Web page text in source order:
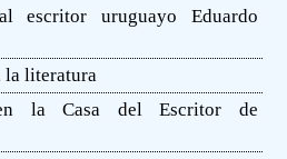
escritor uruguayo Eduardo
la literatura
en la Casa del Escritor de